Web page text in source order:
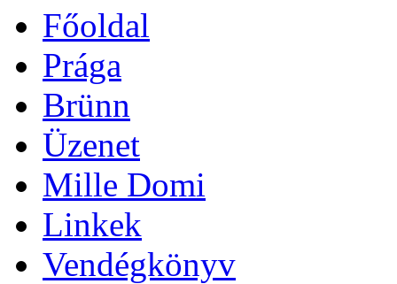
Főoldal
Prága
Brünn
Üzenet
Mille Domi
Linkek
Vendégkönyv